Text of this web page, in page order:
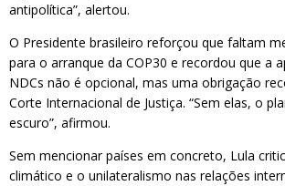
antipolítica”, alertou.
O Presidente brasileiro reforçou que faltam
para o arranque da COP30 e recordou que a
NDCs não é opcional, mas uma obrigação
Corte Internacional de Justiça. “Sem elas, o
escuro”, afirmou.
Sem mencionar países em concreto, Lula
climático e o unilateralismo nas relações